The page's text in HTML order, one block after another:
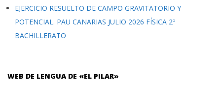
EJERCICIO RESUELTO DE CAMPO GRAVITATORIO Y
POTENCIAL. PAU CANARIAS JULIO 2026 FÍSICA 2º
BACHILLERATO
WEB DE LENGUA DE «EL PILAR»